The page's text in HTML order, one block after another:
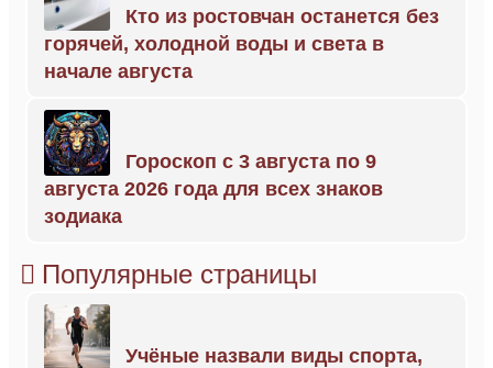
Кто из ростовчан останется без
горячей, холодной воды и света в
начале августа
Гороскоп с 3 августа по 9
августа 2026 года для всех знаков
зодиака
Популярные страницы
Учёные назвали виды спорта,